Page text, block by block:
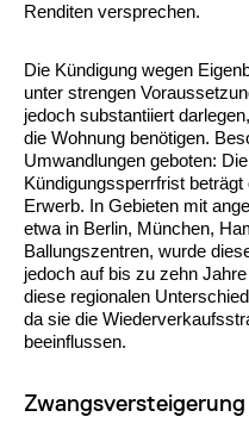
Renditen versprechen.
Die Kündigung wegen
unter strengen
jedoch substantiiert
die Wohnung benötigen.
Umwandlungen geboten:
Kündigungssperrfrist
Erwerb. In Gebieten mit
etwa in Berlin, München,
Ballungszentren, wurde
jedoch auf bis zu zehn
diese regionalen
da sie die
beeinflussen.